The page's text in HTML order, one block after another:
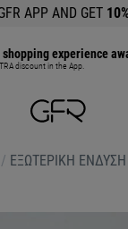
APP AND GET
experience
discount in the App.
/ ΕΞΩΤΕΡΙΚΗ ΕΝΔΥΣΗ